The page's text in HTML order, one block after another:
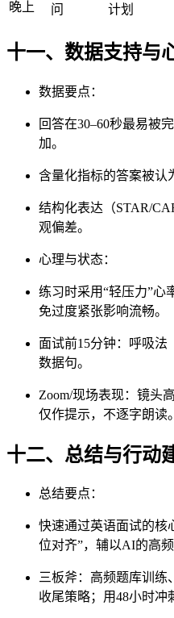
晚上 问 计划
十一、数据支持与
数据要点：
回答在30–60秒最易被
加。
含量化指标的答案被认
结构化表达（STAR/
观偏差。
心理与状态：
练习时采用“轻压力”心
免过度紧张影响流畅。
面试前15分钟：呼吸法
数据句。
Zoom/现场表现：镜头
仅作提示，不逐字朗读。
十二、总结与行动
总结要点：
快速通过英语面试的核
位对齐”，辅以AI的高
三板斧：高频题库训练
收尾策略；用48小时冲